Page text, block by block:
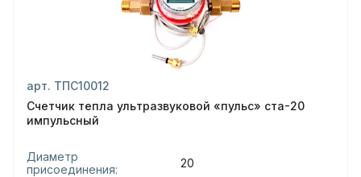
арт. ТПС10012
Счетчик тепла ультразвуковой «пульс» ста-20
импульсный
Диаметр
присоединения:
20